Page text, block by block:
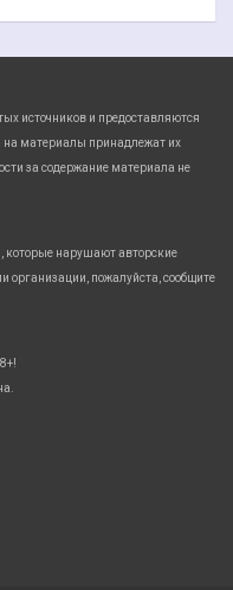
источников и предоставляются
на материалы принадлежат их
за содержание материала не
нарушают авторские
пожалуйста, сообщите